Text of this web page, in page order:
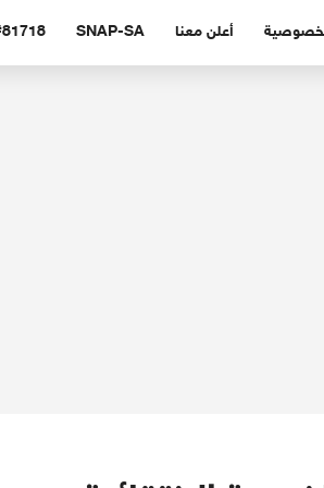
أعلن معنا SNAP-SA #81718 (بدون